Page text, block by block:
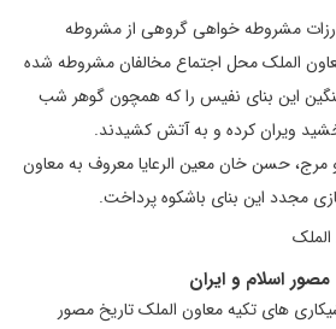
م‍ب‍‍ارز‌ات‌ م‍ش‍روطه‌ خ‍و‌ا‌ه‍‍ی‌ گ‍رو‌ه‍‍ی‌ ‌از م‍ش‍روطه‌
‌ال‍م‍ل‍ک‌ م‍ح‍ل‌ ‌اج‍ت‍م‍‍ا‌ع‌ م‍خ‍‍ال‍ف‍‍ان‌ م‍ش‍روطه‌ ش‍ده‌
‌ای‍ن‌ ب‍ن‍‍ا‌ی‌ ن‍ف‍ی‍س‌ ر‌ا ک‍ه‌ ‌ه‍م‍چ‍ون‌ گ‍و‌ه‍ر ش‍ب‌
وی‍ر‌ان‌ ک‍رده‌ و ب‍ه‌ ‌آت‍ش‌ ک‍ش‍ی‍دن‍د.
ح‍س‍ن‌ خ‍‍ان‌ م‍‍ع‍ی‍ن‌ ‌ال‍ر‌ع‍‍ای‍‍ا م‍‍ع‍روف‌ ب‍ه‌ م‍‍ع‍‍اون‌
اسلام و ایران
های تکیه معاون الملک تاریخ مصور